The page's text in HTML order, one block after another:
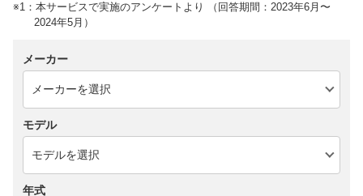
※1：本サービスで実施のアンケートより （回答期間：2023年6月〜
2024年5月）
メーカー
モデル
年式